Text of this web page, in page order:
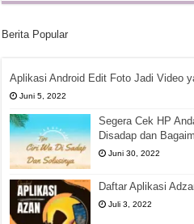
Berita Popular
Aplikasi Android Edit Foto Jadi Video
Juni 5, 2022
Segera Cek HP
Disadap dan
Juni 30, 2022
Daftar Aplikasi
Juli 3, 2022